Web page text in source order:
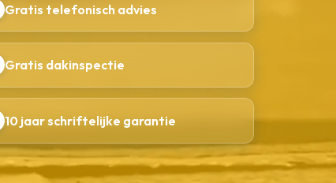
Gratis telefonisch advies
Gratis dakinspectie
10 jaar schriftelijke garantie